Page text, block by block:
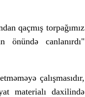
qaçmış torpağımız
önündə canlanırdı"
çalışmasıdır,
materialı daxilində